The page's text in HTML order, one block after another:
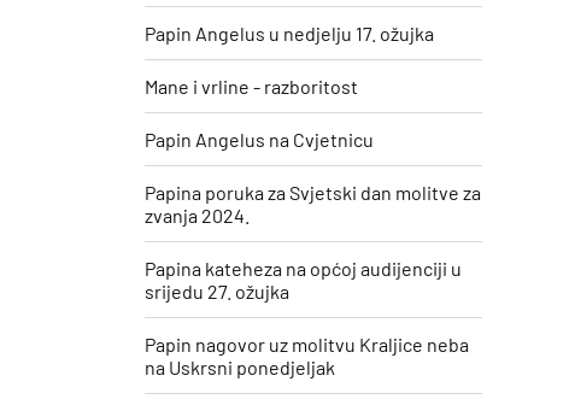
Papin Angelus u nedjelju 17. ožujka
Mane i vrline - razboritost
Papin Angelus na Cvjetnicu
Papina poruka za Svjetski dan molitve za
zvanja 2024.
Papina kateheza na općoj audijenciji u
srijedu 27. ožujka
Papin nagovor uz molitvu Kraljice neba
na Uskrsni ponedjeljak